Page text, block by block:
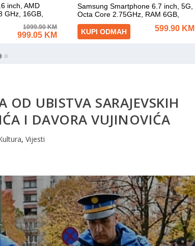
UBISTVA SARAJEVSKIH
I DAVORA VUJINOVIĆA
,Vijesti